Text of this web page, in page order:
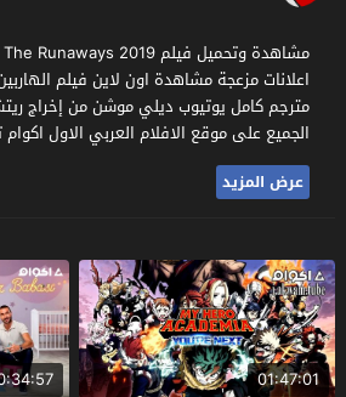
مترجم كامل يوتيوب ديلي موشن من إخراج
الجميع على موقع الافلام العربي الاول
عرض المزيد
01:47:01